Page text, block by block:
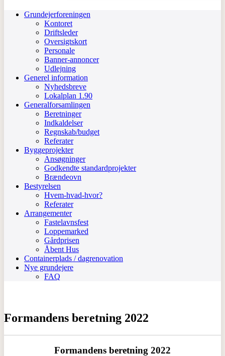
Grundejerforeningen
Kontoret
Driftsleder
Oversigtskort
Personale
Banner-annoncer
Udlejning
Generel information
Nyhedsbreve
Lokalplan 1.90
Generalforsamlingen
Beretninger
Indkaldelser
Regnskab/budget
Referater
Byggeprojekter
Ansøgninger
Godkendte standardprojekter
Brændeovn
Bestyrelsen
Hvem-hvad-hvor?
Referater
Arrangementer
Fastelavnsfest
Loppemarked
Gårdprisen
Åbent Hus
Containerplads / dagrenovation
Nye grundejere
FAQ
Formandens beretning 2022
Formandens beretning 2022